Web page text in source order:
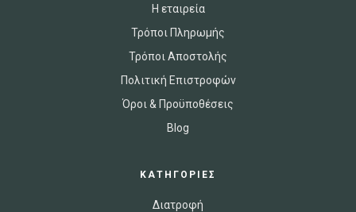
Η εταιρεία
Τρόποι Πληρωμής
Τρόποι Αποστολής
Πολιτική Επιστροφών
Όροι & Προϋποθέσεις
Blog
ΚΑΤΗΓΟΡΙΕΣ
Διατροφή